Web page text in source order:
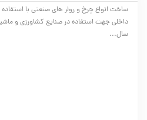
ساخت انواع چرخ و رولر های صنعتی با
سال...